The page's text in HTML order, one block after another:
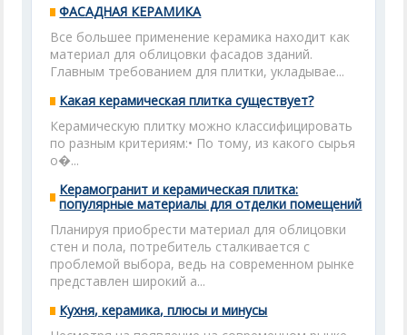
ФАСАДНАЯ КЕРАМИКА
Все большее применение керамика находит как
материал для облицовки фасадов зданий.
Главным требованием для плитки, укладывае...
Какая керамическая плитка существует?
Керамическую плитку можно классифицировать
по разным критериям:• По тому, из какого сырья
о�...
Керамогранит и керамическая плитка:
популярные материалы для отделки помещений
Планируя приобрести материал для облицовки
стен и пола, потребитель сталкивается с
проблемой выбора, ведь на современном рынке
представлен широкий а...
Кухня, керамика, плюсы и минусы